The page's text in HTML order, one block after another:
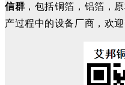
信群 ，包括铜箔，铝箔，
产过程中的设备厂商，欢迎